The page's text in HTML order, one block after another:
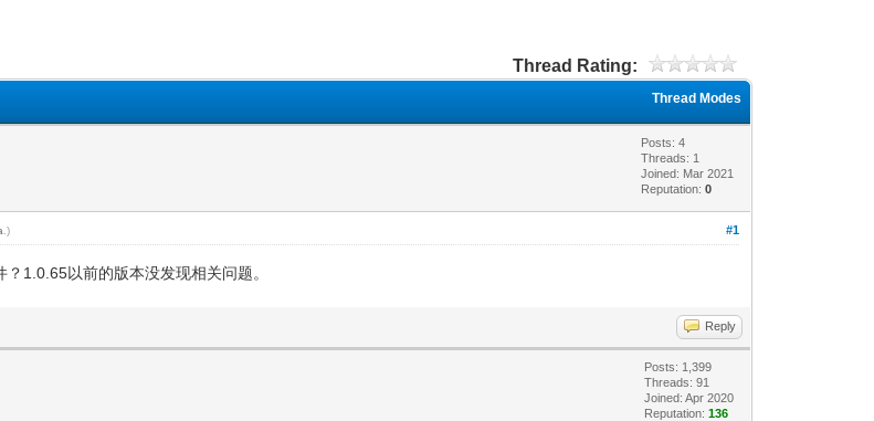
Thread Rating:
Thread Modes
Posts: 4
Threads: 1
Joined: Mar 2021
Reputation:0
#1
.)
1.0.65以前的版本没发现相关问题。
Reply
Posts: 1,399
Threads: 91
Joined: Apr 2020
Reputation:136